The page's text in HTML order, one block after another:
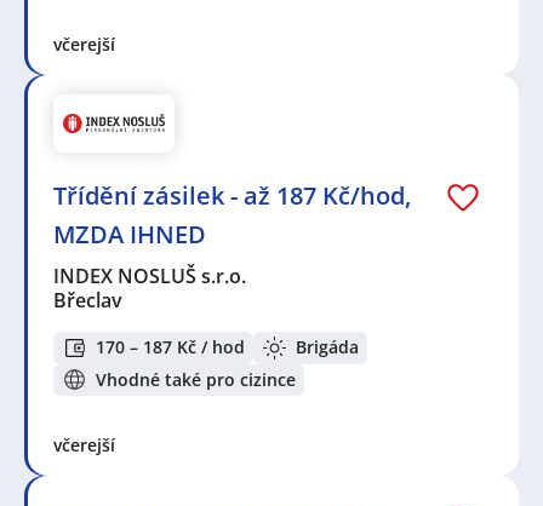
včerejší
Třídění zásilek - až 187 Kč/hod,
MZDA IHNED
INDEX NOSLUŠ s.r.o.
Břeclav
170 – 187 Kč / hod
Brigáda
Vhodné také pro cizince
včerejší